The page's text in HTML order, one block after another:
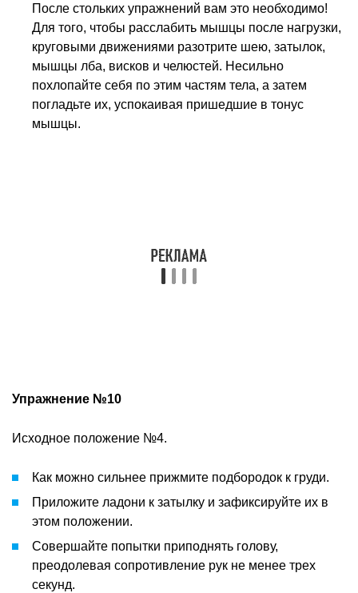
После стольких упражнений вам это необходимо!
Для того, чтобы расслабить мышцы после нагрузки,
круговыми движениями разотрите шею, затылок,
мышцы лба, висков и челюстей. Несильно
похлопайте себя по этим частям тела, а затем
погладьте их, успокаивая пришедшие в тонус
мышцы.
Упражнение №10
Исходное положение №4.
Как можно сильнее прижмите подбородок к груди.
Приложите ладони к затылку и зафиксируйте их в
этом положении.
Совершайте попытки приподнять голову,
преодолевая сопротивление рук не менее трех
секунд.